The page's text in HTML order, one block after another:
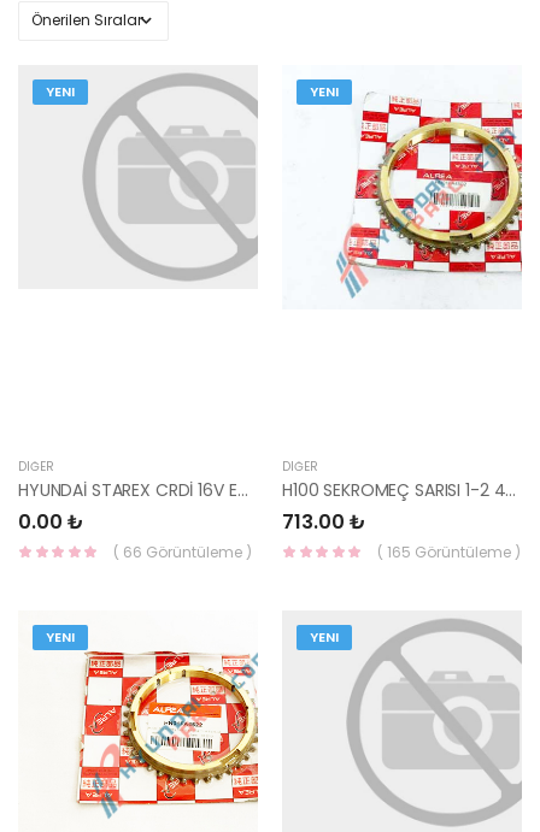
YENI
DIĞER
HYUNDAİ STAREX CRDİ 16V EGZ GAYDI / SPR-G32090P-
0.00 ₺
( 66 Görüntüleme )
YENI
DIĞER
H100 SEKROMEÇ SARISI 1-2 43374-4B000-YS
713.00 ₺
( 165 Görüntüleme )
YENI YENI